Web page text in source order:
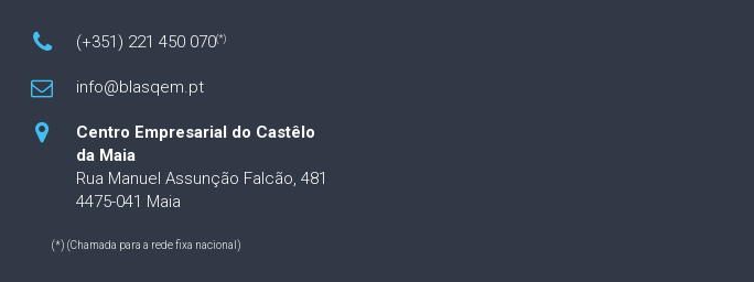
(+351) 221 450 070(*)
info@blasqem.pt
Centro Empresarial do Castêlo
da Maia
Rua Manuel Assunção Falcão, 481
4475-041 Maia
(*) (Chamada para a rede fixa nacional)